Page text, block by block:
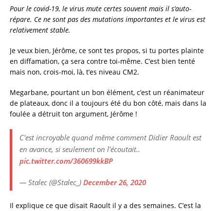
Pour le covid-19, le virus mute certes souvent mais il s’auto-
répare. Ce ne sont pas des mutations importantes et le virus est
relativement stable.
Je veux bien, Jérôme, ce sont tes propos, si tu portes plainte
en diffamation, ça sera contre toi-même. C’est bien tenté
mais non, crois-moi, là, t’es niveau CM2.
Megarbane, pourtant un bon élément, c’est un réanimateur
de plateaux, donc il a toujours été du bon côté, mais dans la
foulée a détruit ton argument, Jérôme !
C'est incroyable quand même comment Didier Raoult est
en avance, si seulement on l'écoutait..
pic.twitter.com/360699kkBP
— Stalec (@Stalec_) December 26, 2020
Il explique ce que disait Raoult il y a des semaines. C’est la